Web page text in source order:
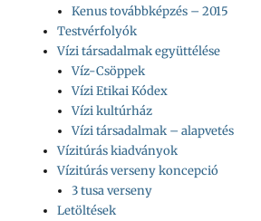
Kenus továbbképzés – 2015
Testvérfolyók
Vízi társadalmak együttélése
Víz-Csöppek
Vízi Etikai Kódex
Vízi kultúrház
Vízi társadalmak – alapvetés
Vízitúrás kiadványok
Vízitúrás verseny koncepció
3 tusa verseny
Letöltések